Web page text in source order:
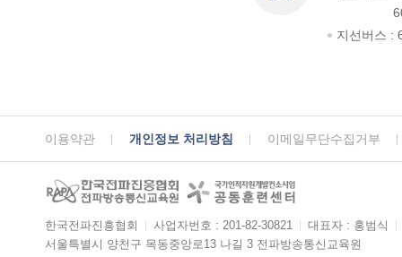
지선버스 :
이용약관 개인정보 처리방침 이메일무단수집거부
한국전파진흥협회 사업자번호 : 201-82-30821 대표자 : 홍범식
서울특별시 양천구 목동중앙로13 나길 3 전파방송통신교육원